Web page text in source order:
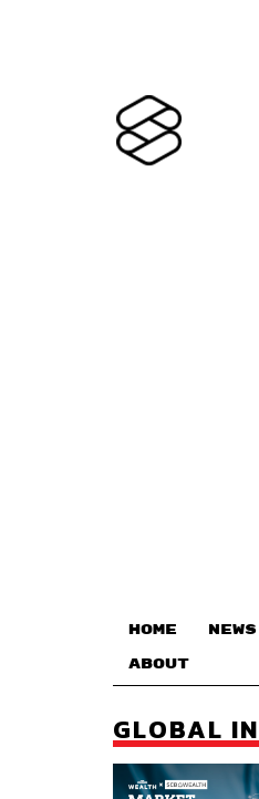
HOME NEWS
ABOUT
GLOBAL